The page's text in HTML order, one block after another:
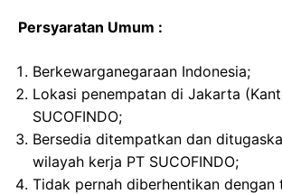
Persyaratan Umum :
Berkewarganegaraan Indonesia;
Lokasi penempatan di Jakarta
SUCOFINDO;
Bersedia ditempatkan dan
wilayah kerja PT SUCOFINDO;
Tidak pernah diberhentikan dengan